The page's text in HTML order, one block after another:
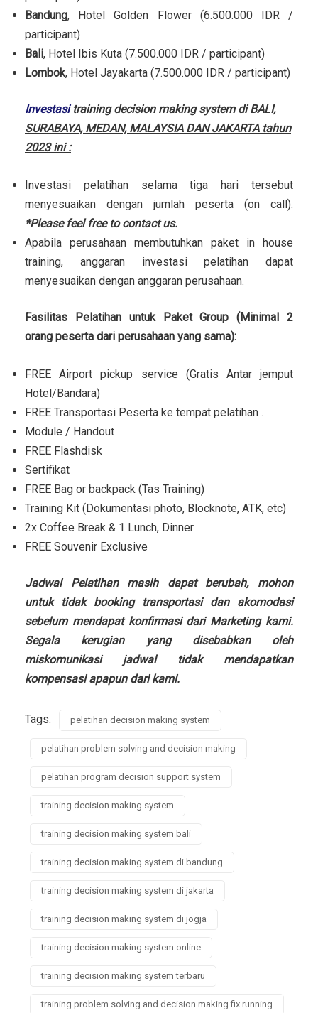
Bandung, Hotel Golden Flower (6.500.000 IDR /
participant)
Bali, Hotel Ibis Kuta (7.500.000 IDR / participant)
Lombok, Hotel Jayakarta (7.500.000 IDR / participant)
Investasitraining decision making system di BALI,
SURABAYA, MEDAN, MALAYSIA DAN JAKARTA tahun
2023 ini :
Investasi pelatihan selama tiga hari tersebut
menyesuaikan dengan jumlah peserta (on call).
*Please feel free to contact us.
Apabila perusahaan membutuhkan paket in house
training, anggaran investasi pelatihan dapat
menyesuaikan dengan anggaran perusahaan.
Fasilitas Pelatihan untuk Paket Group (Minimal 2
orang peserta dari perusahaan yang sama):
FREE Airport pickup service (Gratis Antar jemput
Hotel/Bandara)
FREE Transportasi Peserta ke tempat pelatihan .
Module / Handout
FREE Flashdisk
Sertifikat
FREE Bag or backpack (Tas Training)
Training Kit (Dokumentasi photo, Blocknote, ATK, etc)
2x Coffee Break & 1 Lunch, Dinner
FREE Souvenir Exclusive
Jadwal Pelatihan masih dapat berubah, mohon
untuk tidak booking transportasi dan akomodasi
sebelum mendapat konfirmasi dari Marketing kami.
Segala kerugian yang disebabkan oleh
miskomunikasi jadwal tidak mendapatkan
kompensasi apapun dari kami.
Tags: pelatihan decision making system
pelatihan problem solving and decision making
pelatihan program decision support system
training decision making system
training decision making system bali
training decision making system di bandung
training decision making system di jakarta
training decision making system di jogja
training decision making system online
training decision making system terbaru
training problem solving and decision making fix running